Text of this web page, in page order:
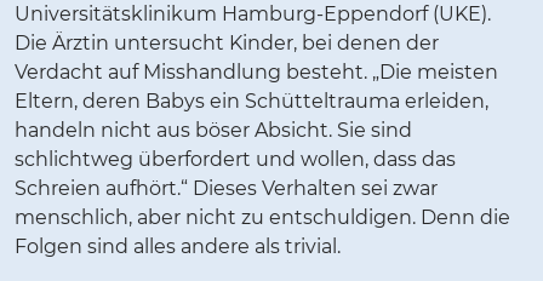
Universitätsklinikum Hamburg-Eppendorf (UKE).
Die Ärztin untersucht Kinder, bei denen der
Verdacht auf Misshandlung besteht. „Die meisten
Eltern, deren Babys ein Schütteltrauma erleiden,
handeln nicht aus böser Absicht. Sie sind
schlichtweg überfordert und wollen, dass das
Schreien aufhört.“ Dieses Verhalten sei zwar
menschlich, aber nicht zu entschuldigen. Denn die
Folgen sind alles andere als trivial.